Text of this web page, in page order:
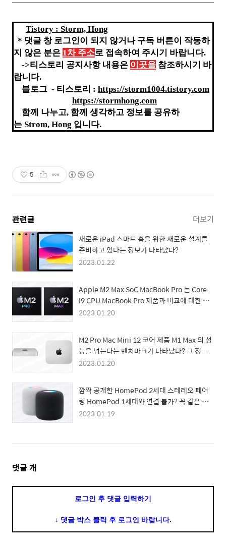
Tistory : Storm, Hong
* 댓글 창 로그인이 되지 않거나 구독 버튼이 작동하
지 않은 분은 1차 주소로 접속하여 주시기 바랍니다.
->티스토리 공지사항 내용은 이곳을 참조하시기 바
랍니다.
블로그 - 티스토리 : https://storm1004.tistory.com
https://stormhong.com
함께 나누고, 함께 생각하고 정보를 공유하
는 Strom, Hong 입니다.
5
관련글 더보기
새로운 iPad 스마트 홈을 위한 새로운 설계를
준비하고 있다는 정보가 나타났다?
2023.01.22
Apple M2 Max SoC MacBook Pro 는 Core
i9 CPU MacBook Pro 제품과 비교에 대한 정
보가 나타났다? 그 내용은 무엇인가
2023.01.20
M2 Pro Mac Mini 12 코어 제품 M1 Max 의 성
능을 넘는다는 벤치마크가 나타났다? 그 정보
는 무엇인가
2023.01.20
깜짝 공개한 HomePod 2세대 스테레오 페어
링 HomePod 1세대와 연결 불가? 꼭 같은 세
대가 있어야 하나?
2023.01.19
댓
댓글 개
로그인 후 댓글 입력하기
↓ 댓글 박스 클릭 후 로그인 바랍니다.